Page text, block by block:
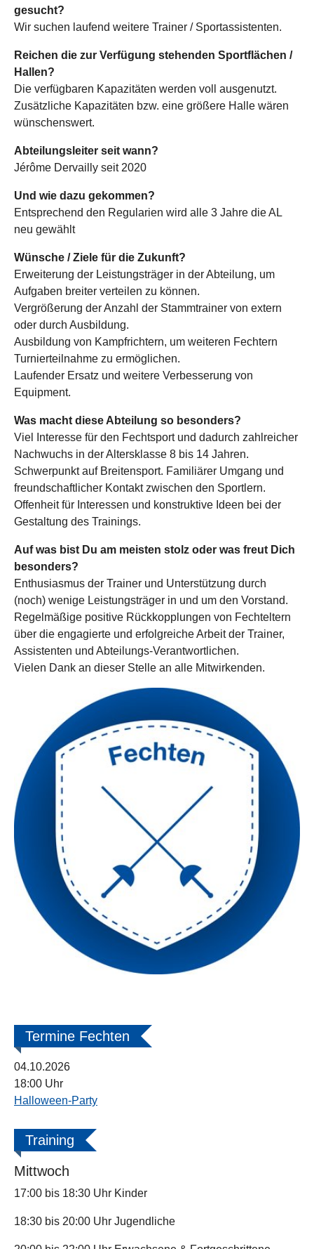
gesucht?
Wir suchen laufend weitere Trainer / Sportassistenten.
Reichen die zur Verfügung stehenden Sportflächen /
Hallen?
Die verfügbaren Kapazitäten werden voll ausgenutzt.
Zusätzliche Kapazitäten bzw. eine größere Halle wären
wünschenswert.
Abteilungsleiter seit wann?
Jérôme Dervailly seit 2020
Und wie dazu gekommen?
Entsprechend den Regularien wird alle 3 Jahre die AL
neu gewählt
Wünsche / Ziele für die Zukunft?
Erweiterung der Leistungsträger in der Abteilung, um
Aufgaben breiter verteilen zu können.
Vergrößerung der Anzahl der Stammtrainer von extern
oder durch Ausbildung.
Ausbildung von Kampfrichtern, um weiteren Fechtern
Turnierteilnahme zu ermöglichen.
Laufender Ersatz und weitere Verbesserung von
Equipment.
Was macht diese Abteilung so besonders?
Viel Interesse für den Fechtsport und dadurch zahlreicher
Nachwuchs in der Altersklasse 8 bis 14 Jahren.
Schwerpunkt auf Breitensport. Familiärer Umgang und
freundschaftlicher Kontakt zwischen den Sportlern.
Offenheit für Interessen und konstruktive Ideen bei der
Gestaltung des Trainings.
Auf was bist Du am meisten stolz oder was freut Dich
besonders?
Enthusiasmus der Trainer und Unterstützung durch
(noch) wenige Leistungsträger in und um den Vorstand.
Regelmäßige positive Rückkopplungen von Fechteltern
über die engagierte und erfolgreiche Arbeit der Trainer,
Assistenten und Abteilungs-Verantwortlichen.
Vielen Dank an dieser Stelle an alle Mitwirkenden.
Termine Fechten
04.10.2026
18:00 Uhr
Halloween-Party
Training
Mittwoch
17:00 bis 18:30 Uhr Kinder
18:30 bis 20:00 Uhr Jugendliche